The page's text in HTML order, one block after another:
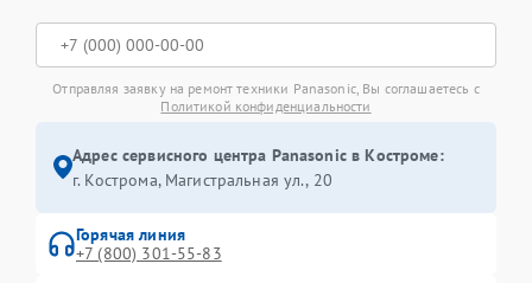
Отправляя заявку на ремонт техники Panasonic, Вы соглашаетесь с
Политикой конфиденциальности
Адрес сервисного центра Panasonic в Костроме:
г. Кострома, Магистральная ул., 20
Горячая линия
+7 (800) 301-55-83